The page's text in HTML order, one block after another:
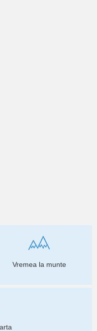
Vremea la munte